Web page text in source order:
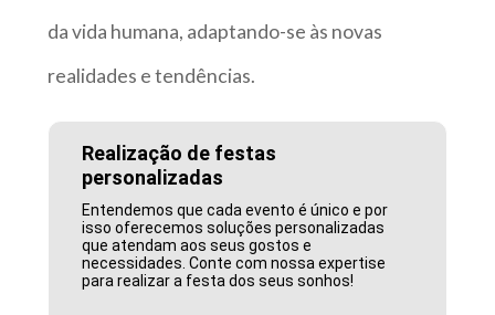
da vida humana, adaptando-se às novas
realidades e tendências.
Realização de festas
personalizadas
Entendemos que cada evento é único e por
isso oferecemos soluções personalizadas
que atendam aos seus gostos e
necessidades. Conte com nossa expertise
para realizar a festa dos seus sonhos!